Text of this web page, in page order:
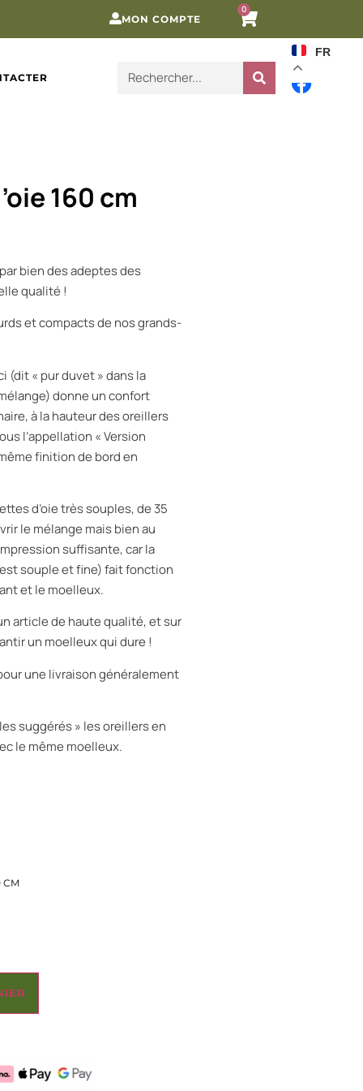
MON COMPTE
0
FR
160 cm
bien des adeptes des
qualité !
et compacts de nos grands-
(dit « pur duvet » dans la
donne un confort
à la hauteur des oreillers
l’appellation « Version
finition de bord en
d’oie très souples, de 35
le mélange mais bien au
suffisante, car la
souple et fine) fait fonction
et le moelleux.
article de haute qualité, et sur
un moelleux qui dure !
une livraison généralement
suggérés » les oreillers en
le même moelleux.
CM